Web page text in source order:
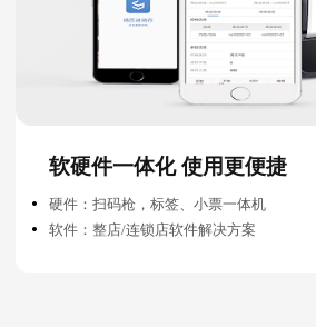
软硬件一体化 使用更便捷
硬件：扫码枪，标签、小票一体机
软件：整店/连锁店软件解决方案